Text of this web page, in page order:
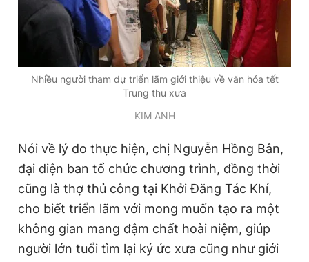
Nhiều người tham dự triển lãm giới thiệu về văn hóa tết
Trung thu xưa
KIM ANH
Nói về lý do thực hiện, chị Nguyễn Hồng Bân,
đại diện ban tổ chức chương trình, đồng thời
cũng là thợ thủ công tại Khởi Đăng Tác Khí,
cho biết triển lãm với mong muốn tạo ra một
không gian mang đậm chất hoài niệm, giúp
người lớn tuổi tìm lại ký ức xưa cũng như giới